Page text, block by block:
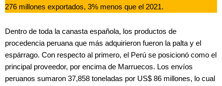
276 millones exportados, 3% menos que el 2021.
Dentro de toda la canasta española, los productos de
procedencia peruana que más adquirieron fueron la palta y el
espárrago. Con respecto al primero, el Perú se posicionó como el
principal proveedor, por encima de Marruecos. Los envíos
peruanos sumaron 37,858 toneladas por US$ 86 millones, lo cual